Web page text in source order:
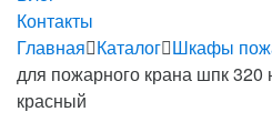
Контакты
Главная Каталог Шкафы
для пожарного крана шпк 320
красный